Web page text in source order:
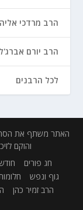
הרב מרדכי
הרב יורם
לכל הרבנים
האתר משתף את
והוקם
חג פורים
גוף ונפש
הרב זמיר כהן